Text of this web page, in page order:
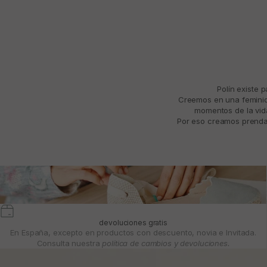
Polín existe
Creemos en una
momentos de la
Por eso creamos
devoluciones gratis
En España, excepto en productos con descuento, novia e Invitada.
Consulta nuestra política de cambios y devoluciones.